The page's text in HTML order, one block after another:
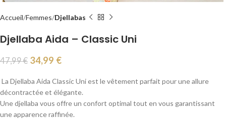
Accueil Femmes Djellabas
Djellaba Aida – Classic Uni
47,99€ 34,99 €
La Djellaba Aida Classic Uni est le vêtement parfait pour une allure
décontractée et élégante.
Une djellaba vous offre un confort optimal tout en vous garantissant
une apparence raffinée.